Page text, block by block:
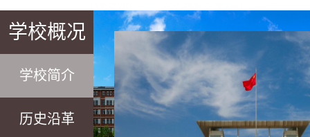
学校概况
学校简介
历史沿革